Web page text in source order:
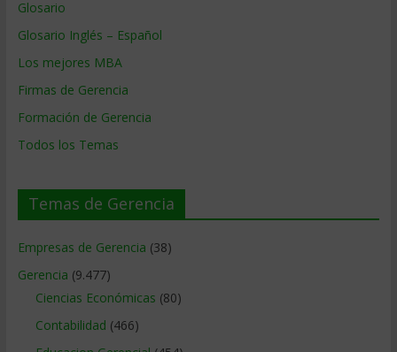
Glosario
Glosario Inglés – Español
Los mejores MBA
Firmas de Gerencia
Formación de Gerencia
Todos los Temas
Temas de Gerencia
Empresas de Gerencia (38)
Gerencia (9.477)
Ciencias Económicas (80)
Contabilidad (466)